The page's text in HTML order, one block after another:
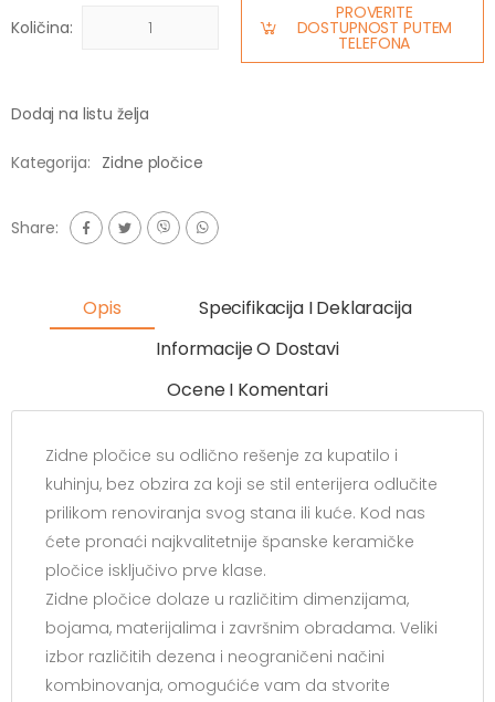
Količina:
PROVERITE
DOSTUPNOST PUTEM
TELEFONA
Dodaj na listu želja
Kategorija: Zidne pločice
Share:
Opis
Specifikacija I Deklaracija
Informacije O Dostavi
Ocene I Komentari
Zidne pločice su odlično rešenje za kupatilo i
kuhinju, bez obzira za koji se stil enterijera odlučite
prilikom renoviranja svog stana ili kuće. Kod nas
ćete pronaći najkvalitetnije španske keramičke
pločice isključivo prve klase.
Zidne pločice dolaze u različitim dimenzijama,
bojama, materijalima i završnim obradama. Veliki
izbor različitih dezena i neograničeni načini
kombinovanja, omogućiće vam da stvorite